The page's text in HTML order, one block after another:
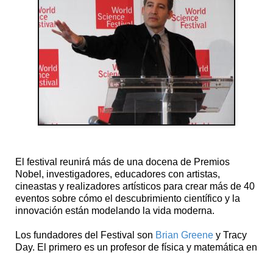
El festival reunirá más de una docena de Premios
Nobel, investigadores, educadores con artistas,
cineastas y realizadores artísticos para crear más de 40
eventos sobre cómo el descubrimiento científico y la
innovación están modelando la vida moderna.
Los fundadores del Festival son Brian Greene y Tracy
Day. El primero es un profesor de física y matemática en